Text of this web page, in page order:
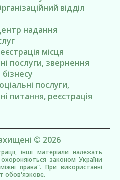
відділ
надання
місця
послуги, звернення
послуги,
питання, реєстрація
© 2026
інші матеріали належать
охороняються законом України
права". При використанні
обов'язкове.